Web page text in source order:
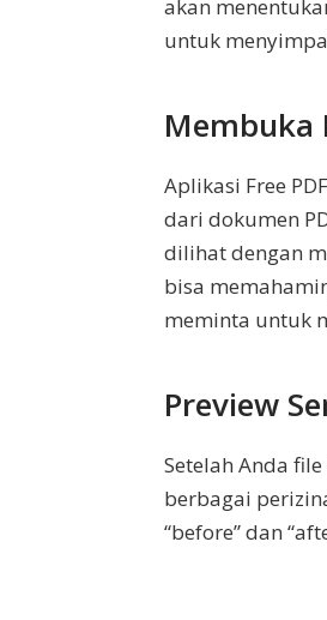
akan
untuk
Membuka
Aplikasi Free
dari dokumen
dilihat dengan
bisa
meminta untuk
Preview
Setelah Anda
berbagai
“before” dan